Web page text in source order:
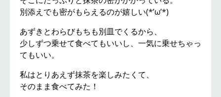
別添えでも密がもらえるのが嬉しい(*’ω’*)
あずきとわらびもちも別皿でくるから、
少しずつ乗せて食べてもいいし、一気に乗せちゃっ
てもいい。
私はとりあえず抹茶を楽しみたくて、
そのまま食べてみた！